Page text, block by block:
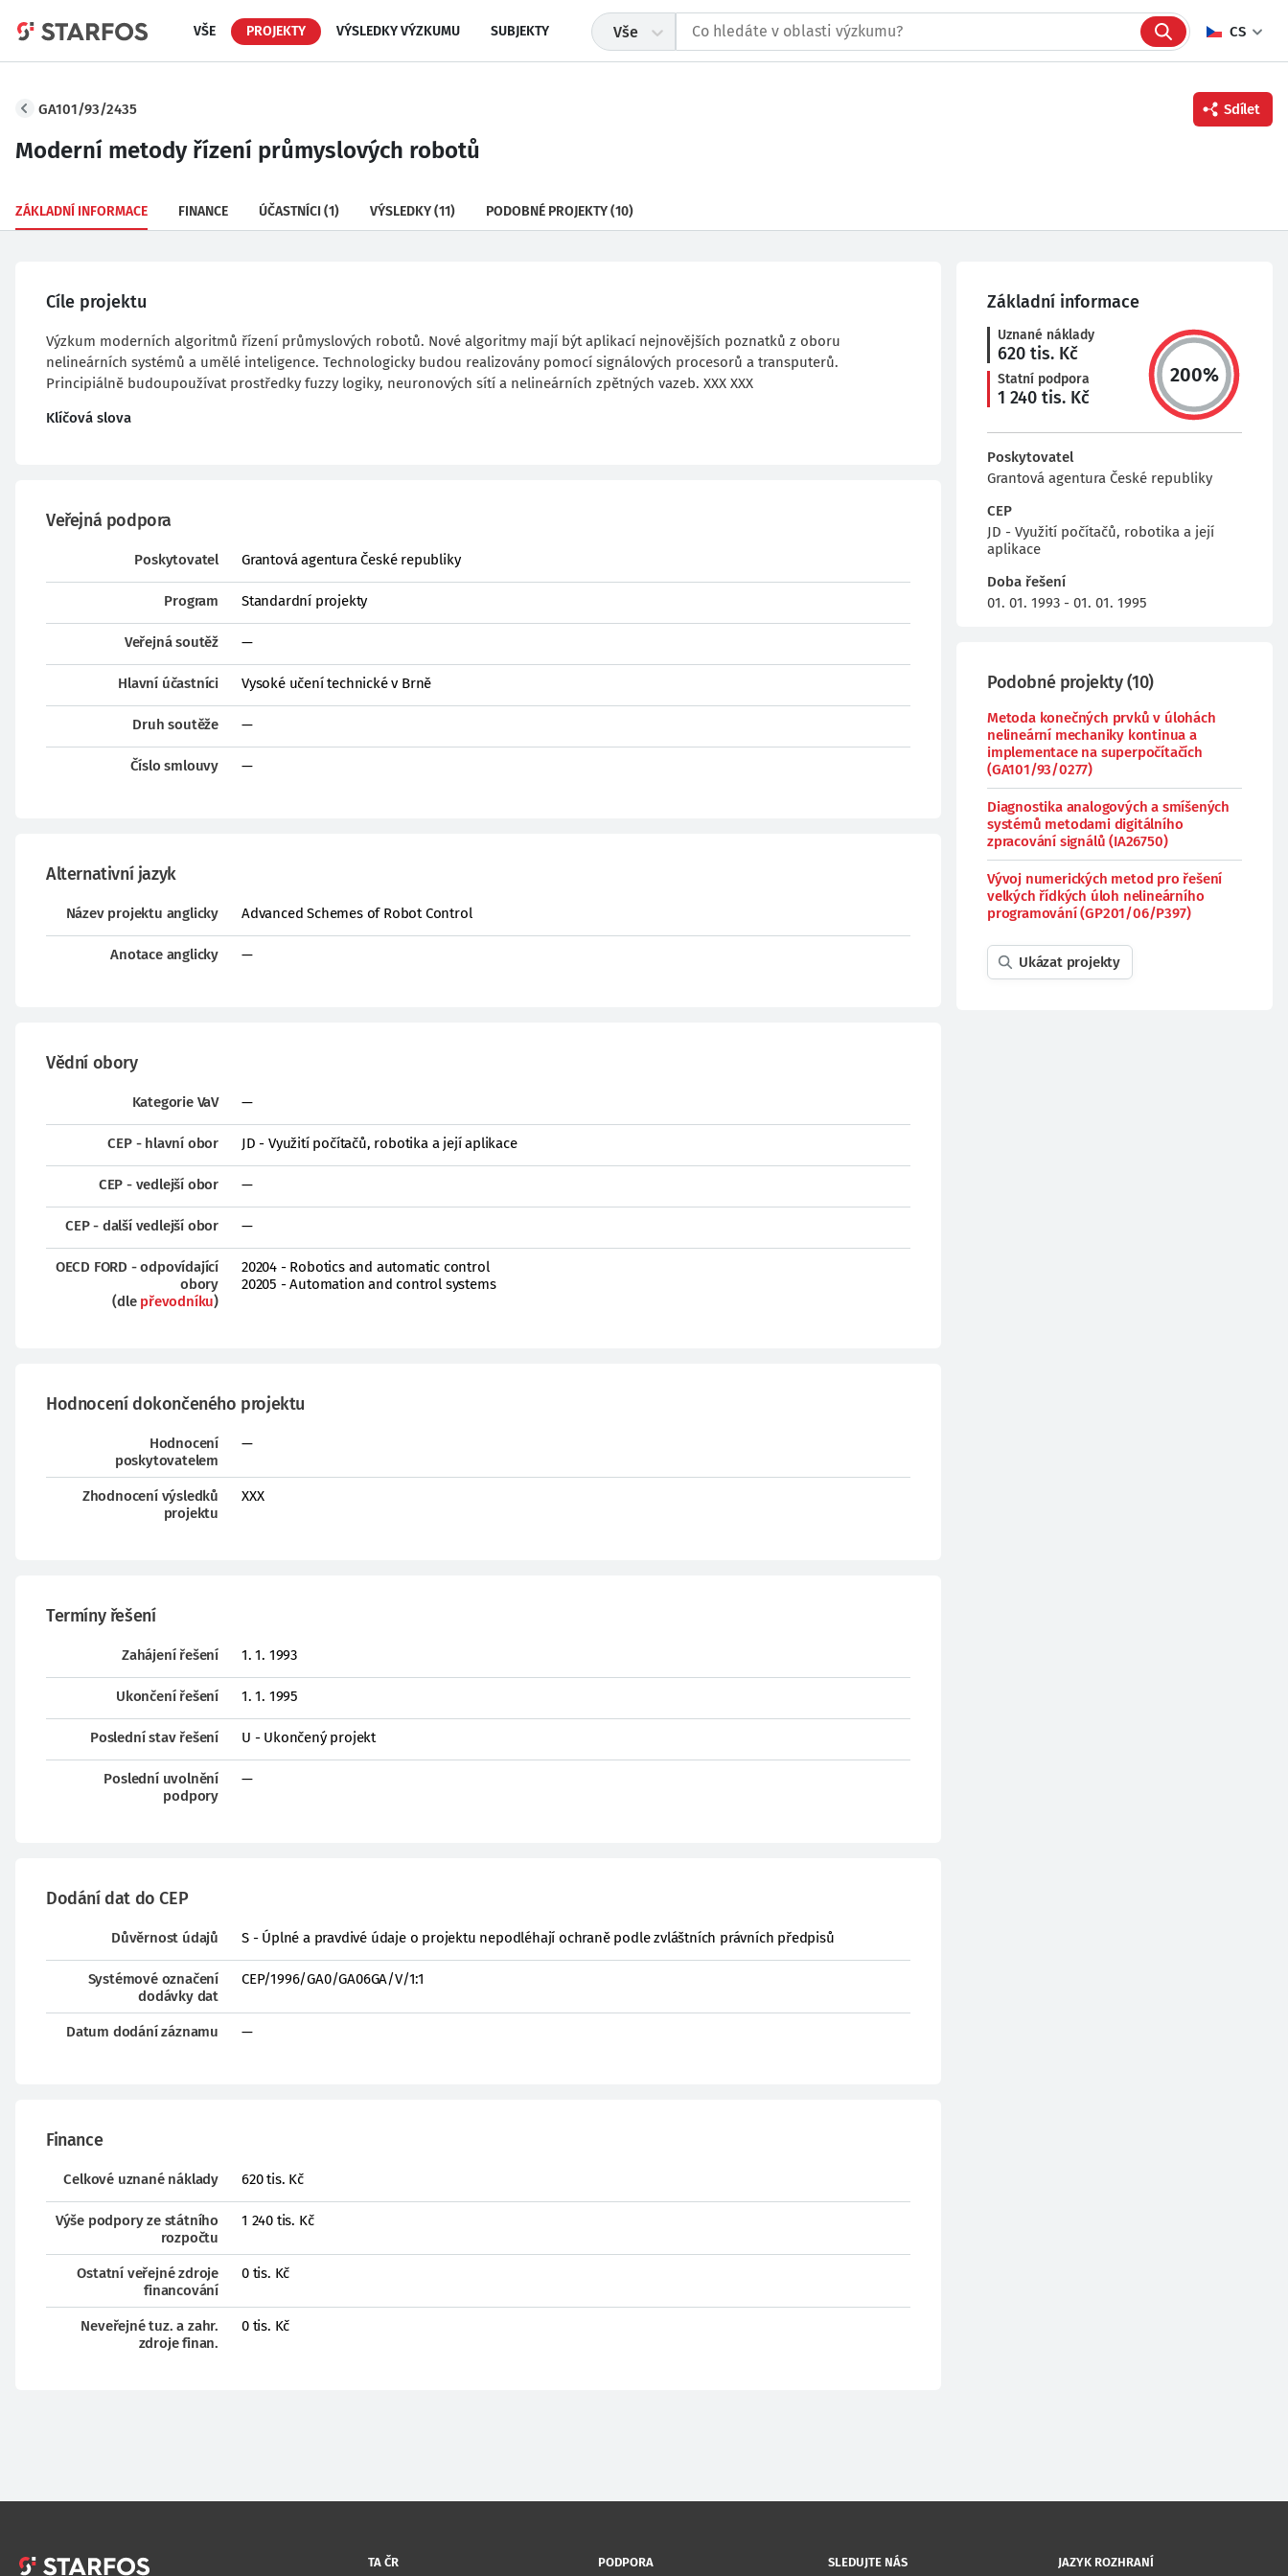
VŠE PROJEKTY VÝSLEDKY VÝZKUMU SUBJEKTY Vše CS
Twitter
GA101/93/2435 Sdílet
Moderní metody řízení průmyslových robotů
ZÁKLADNÍ INFORMACE FINANCE ÚČASTNÍCI (1) VÝSLEDKY(11) PODOBNÉ PROJEKTY(10)
Cíle projektu
Výzkum moderních algoritmů řízení průmyslových robotů. Nové algoritmy mají být aplikací nejnovějších poznatků z oboru
nelineárních systémů a umělé inteligence. Technologicky budou realizovány pomocí signálových procesorů a transputerů.
Principiálně budoupoužívat prostředky fuzzy logiky, neuronových sítí a nelineárních zpětných vazeb. XXX XXX
Klíčová slova
Veřejná podpora
Poskytovatel Grantová agentura České republiky
Program Standardní projekty
Veřejná soutěž —
Hlavní účastníci Vysoké učení technické v Brně
Druh soutěže —
Číslo smlouvy —
Alternativní jazyk
Název projektu anglicky Advanced Schemes of Robot Control
Anotace anglicky —
Vědní obory
Kategorie VaV —
CEP - hlavní obor JD - Využití počítačů, robotika a její aplikace
CEP - vedlejší obor —
CEP - další vedlejší obor —
OECD FORD - odpovídající
obory
(dle převodníku)
20204 - Robotics and automatic control
20205 - Automation and control systems
Hodnocení dokončeného projektu
Hodnocení
poskytovatelem
—
Zhodnocení výsledků
projektu
XXX
Termíny řešení
Zahájení řešení 1. 1. 1993
Ukončení řešení 1. 1. 1995
Poslední stav řešení U - Ukončený projekt
Poslední uvolnění
podpory
—
Dodání dat do CEP
Důvěrnost údajů S - Úplné a pravdivé údaje o projektu nepodléhají ochraně podle zvláštních právních předpisů
Systémové označení
dodávky dat
CEP/1996/GA0/GA06GA/V/1:1
Datum dodání záznamu —
Finance
Celkové uznané náklady 620 tis. Kč
Výše podpory ze státního
rozpočtu
1 240 tis. Kč
Ostatní veřejné zdroje
financování
0 tis. Kč
Neveřejné tuz. a zahr.
zdroje finan.
0 tis. Kč
Základní informace
Uznané náklady
620 tis. Kč
Statní podpora
1 240 tis. Kč
200%
Poskytovatel
Grantová agentura České republiky
CEP
JD - Využití počítačů, robotika a její
aplikace
Doba řešení
01. 01. 1993 - 01. 01. 1995
Podobné projekty(10)
Metoda konečných prvků v úlohách
nelineární mechaniky kontinua a
implementace na superpočítačích
(GA101/93/0277)
Diagnostika analogových a smíšených
systémů metodami digitálního
zpracování signálů (IA26750)
Vývoj numerických metod pro řešení
velkých řídkých úloh nelineárního
programování (GP201/06/P397)
Ukázat projekty
TA ČR PODPORA SLEDUJTE NÁS JAZYK ROZHRANÍ